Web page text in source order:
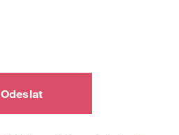
Odeslat